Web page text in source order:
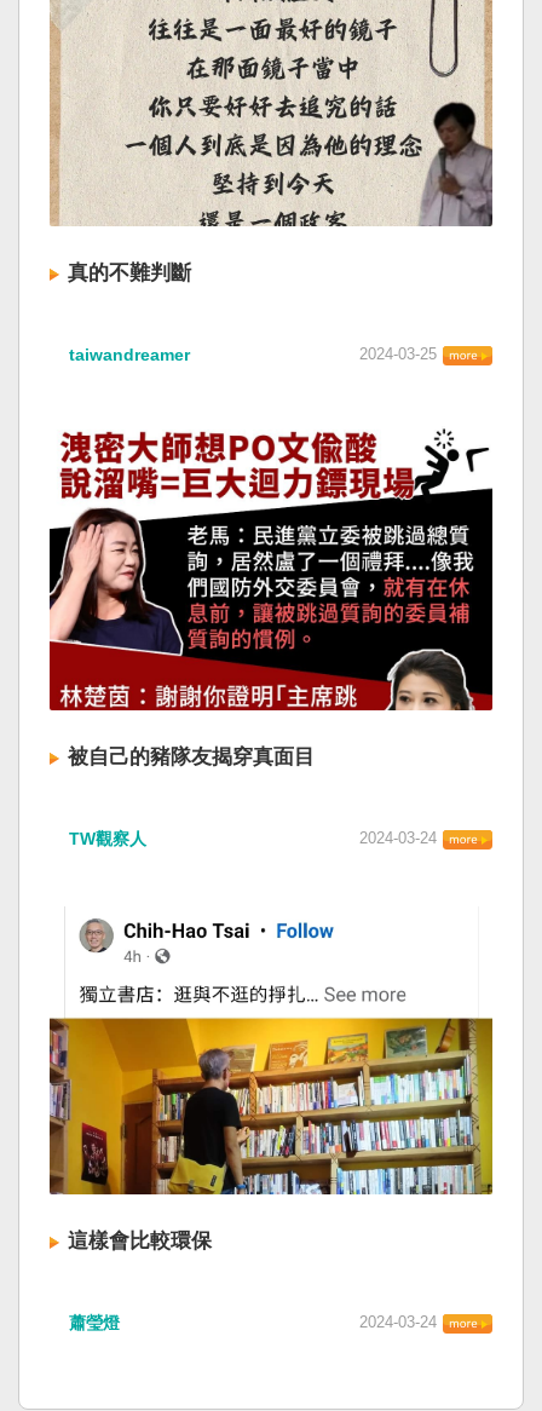
真的不難判斷
taiwandreamer 2024-03-25
被自己的豬隊友揭穿真面目
TW觀察人 2024-03-24
這樣會比較環保
蕭瑩燈 2024-03-24